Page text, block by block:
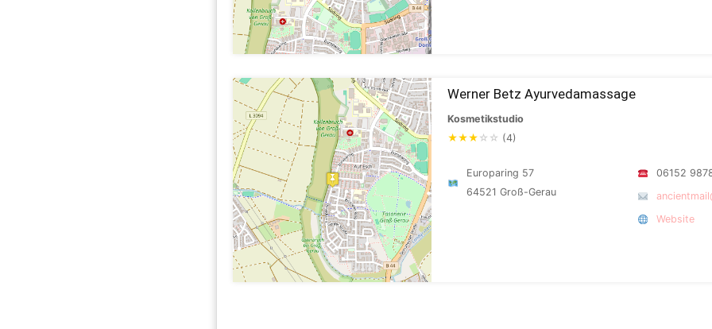
Werner Betz Ayurvedamassage
Kosmetikstudio
★★★ ☆ ☆ (4)
Europaring 57
64521 Groß-Gerau
06152
Website